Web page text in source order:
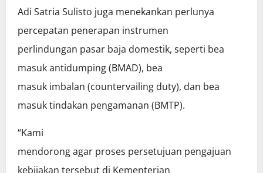
Adi Satria Sulisto juga menekankan perlunya
percepatan penerapan instrumen
perlindungan pasar baja domestik, seperti bea
masuk antidumping (BMAD), bea
masuk imbalan (countervailing duty), dan bea
masuk tindakan pengamanan (BMTP).
“Kami
mendorong agar proses persetujuan pengajuan
kebijakan tersebut di Kementerian